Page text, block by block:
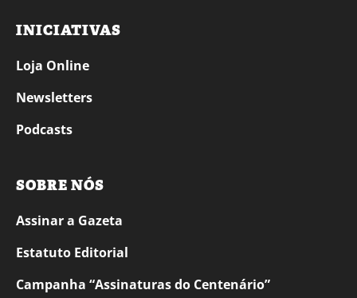
INICIATIVAS
Loja Online
Newsletters
Podcasts
SOBRE NÓS
Assinar a Gazeta
Estatuto Editorial
Campanha “Assinaturas do Centenário”